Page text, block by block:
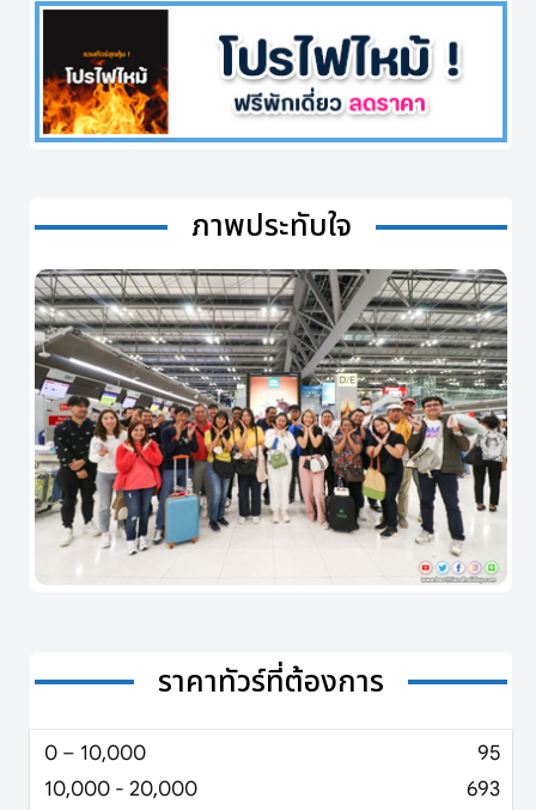
ภาพประทับใจ
ราคาทัวร์ที่ต้องการ
0 – 10,000
95
10,000 - 20,000
693